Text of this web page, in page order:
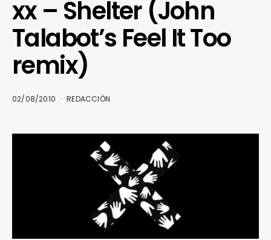
xx – Shelter (John
Talabot’s Feel It Too
remix)
02/08/2010 REDACCIÓN